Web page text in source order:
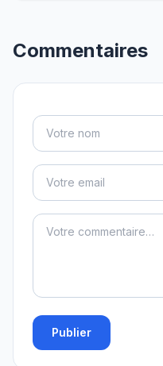
Commentaires
Publier